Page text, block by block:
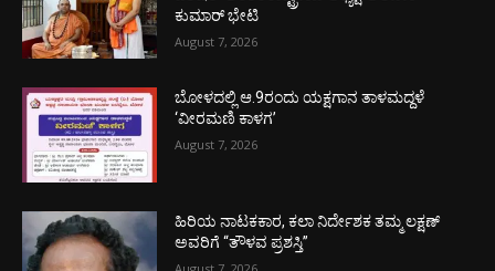
ಕುಮಾರ್ ಭೇಟಿ
August 7, 2026
ಬೋಳದಲ್ಲಿ ಆ.9ರಂದು ಯಕ್ಷಗಾನ ತಾಳಮದ್ದಳೆ
‘ವೀರಮಣಿ ಕಾಳಗ’
August 7, 2026
ಹಿರಿಯ ನಾಟಕಕಾರ, ಕಲಾ ನಿರ್ದೇಶಕ ತಮ್ಮ ಲಕ್ಷಣ್
ಅವರಿಗೆ “ತೌಳವ ಪ್ರಶಸ್ತಿ”